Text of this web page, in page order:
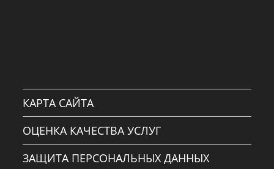
КАРТА САЙТА
ОЦЕНКА КАЧЕСТВА УСЛУГ
ЗАЩИТА ПЕРСОНАЛЬНЫХ ДАННЫХ